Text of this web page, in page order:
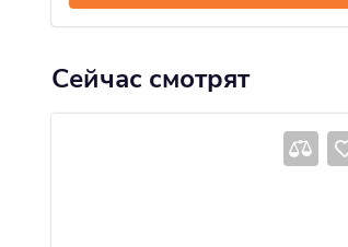
Сейчас смотрят